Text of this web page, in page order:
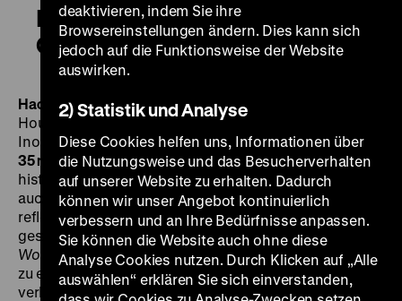
Hao nan hao nu / Good Men,
Good Women
Hao nan hao nu Good Men, Good Women
Hou Hsiao-hsien, B: Chu Tien-wen, D: Annie Shizuka
Inoh, Lim Giong, Jack Kao, Vicky Wei, Hsi Hsiang, 108’ ·
35 mm, OmU DO 21.01. um 20 UhrDer Abschluss seiner
historischen Trilogie ist Hous abstraktester, vielleicht
auch sein ambitioniertester Film. Die hochgradig
reflexive, über mehrere Zeit- und Realitätsebenen
gestaffelte Erzählanordnung vonGood Men, Good
Womennimmt ihren Ausgangspunkt bei Dreharbeiten
zu einem Biopic über das Leben eines (historisch
verbürgten) Liebespaars, das in den 1930er, 1940er
deaktivieren, indem Sie ihre
Browsereinstellungen ändern. Dies kann sich
jedoch auf die Funktionsweise der Website
auswirken.
2) Statistik und Analyse
Diese Cookies helfen uns, Informationen über
die Nutzungsweise und das Besucherverhalten
auf unserer Website zu erhalten. Dadurch
können wir unser Angebot kontinuierlich
verbessern und an Ihre Bedürfnisse anpassen.
Sie können die Website auch ohne diese
Analyse Cookies nutzen. Durch Klicken auf „Alle
auswählen“ erklären Sie sich einverstanden,